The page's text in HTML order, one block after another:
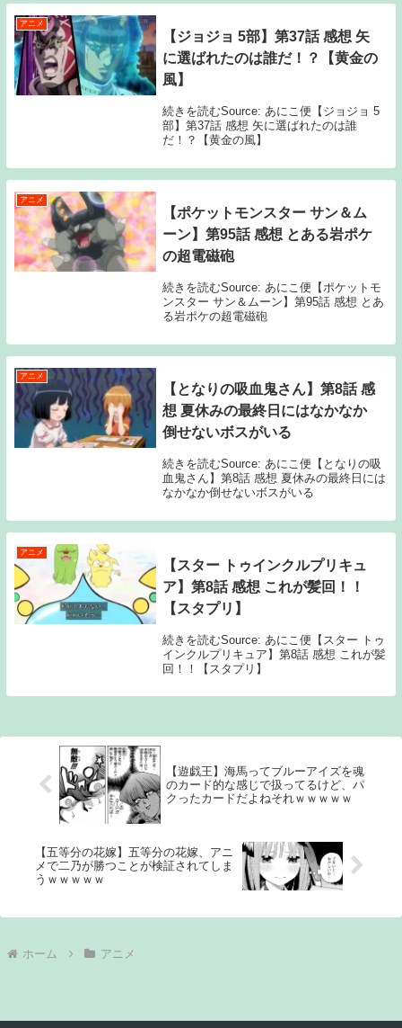
アニメ
【ジョジョ 5部】第37話 感想 矢
に選ばれたのは誰だ！？【黄金の
風】
続きを読むSource: あにこ便【ジョジョ 5
部】第37話 感想 矢に選ばれたのは誰
だ！？【黄金の風】
アニメ
【ポケットモンスター サン＆ム
ーン】第95話 感想 とある岩ポケ
の超電磁砲
続きを読むSource: あにこ便【ポケットモ
ンスター サン＆ムーン】第95話 感想 とあ
る岩ポケの超電磁砲
アニメ
【となりの吸血鬼さん】第8話 感
想 夏休みの最終日にはなかなか
倒せないボスがいる
続きを読むSource: あにこ便【となりの吸
血鬼さん】第8話 感想 夏休みの最終日には
なかなか倒せないボスがいる
アニメ
【スター トゥインクルプリキュ
ア】第8話 感想 これが髪回！！
【スタプリ】
続きを読むSource: あにこ便【スター トゥ
インクルプリキュア】第8話 感想 これが髪
回！！【スタプリ】
【遊戯王】海馬ってブルーアイズを魂
のカード的な感じで扱ってるけど、パ
クったカードだよねそれｗｗｗｗｗ
【五等分の花嫁】五等分の花嫁、アニ
メで二乃が勝つことが検証されてしま
うｗｗｗｗｗ
ホーム アニメ